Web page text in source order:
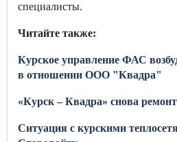
специалисты.
Читайте также:
Курское управление ФАС
в отношении ООО "Квадра"
«Курск – Квадра» снова
Ситуация с курскими